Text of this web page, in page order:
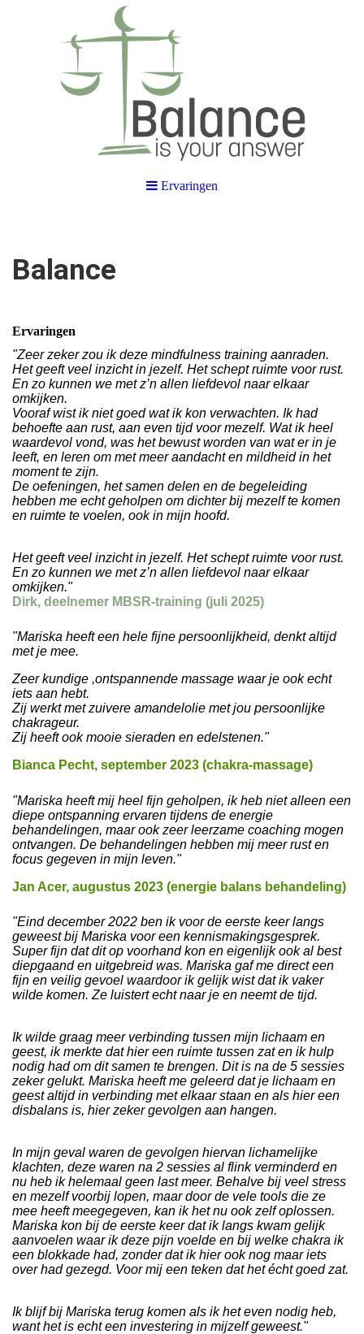
Ervaringen
Balance
Ervaringen
"Zeer zeker zou ik deze mindfulness training aanraden.
Het geeft veel inzicht in jezelf. Het schept ruimte voor rust.
En zo kunnen we met z’n allen liefdevol naar elkaar
omkijken.
Vooraf wist ik niet goed wat ik kon verwachten. Ik had
behoefte aan rust, aan even tijd voor mezelf. Wat ik heel
waardevol vond, was het bewust worden van wat er in je
leeft, en leren om met meer aandacht en mildheid in het
moment te zijn.
De oefeningen, het samen delen en de begeleiding
hebben me echt geholpen om dichter bij mezelf te komen
en ruimte te voelen, ook in mijn hoofd.
Het geeft veel inzicht in jezelf. Het schept ruimte voor rust.
En zo kunnen we met z’n allen liefdevol naar elkaar
omkijken."
Dirk, deelnemer MBSR-training (juli 2025)
"Mariska heeft een hele fijne persoonlijkheid, denkt altijd
met je mee.
Zeer kundige ,ontspannende massage waar je ook echt
iets aan hebt.
Zij werkt met zuivere amandelolie met jou persoonlijke
chakrageur.
Zij heeft ook mooie sieraden en edelstenen."
Bianca Pecht, september 2023 (chakra-massage)
"Mariska heeft mij heel fijn geholpen, ik heb niet alleen een
diepe ontspanning ervaren tijdens de energie
behandelingen, maar ook zeer leerzame coaching mogen
ontvangen. De behandelingen hebben mij meer rust en
focus gegeven in mijn leven."
Jan Acer, augustus 2023 (energie balans behandeling)
"Eind december 2022 ben ik voor de eerste keer langs
geweest bij Mariska voor een kennismakingsgesprek.
Super fijn dat dit op voorhand kon en eigenlijk ook al best
diepgaand en uitgebreid was. Mariska gaf me direct een
fijn en veilig gevoel waardoor ik gelijk wist dat ik vaker
wilde komen. Ze luistert echt naar je en neemt de tijd.
Ik wilde graag meer verbinding tussen mijn lichaam en
geest, ik merkte dat hier een ruimte tussen zat en ik hulp
nodig had om dit samen te brengen. Dit is na de 5 sessies
zeker gelukt. Mariska heeft me geleerd dat je lichaam en
geest altijd in verbinding met elkaar staan en als hier een
disbalans is, hier zeker gevolgen aan hangen.
In mijn geval waren de gevolgen hiervan lichamelijke
klachten, deze waren na 2 sessies al flink verminderd en
nu heb ik helemaal geen last meer. Behalve bij veel stress
en mezelf voorbij lopen, maar door de vele tools die ze
mee heeft meegegeven, kan ik het nu ook zelf oplossen.
Mariska kon bij de eerste keer dat ik langs kwam gelijk
aanvoelen waar ik deze pijn voelde en bij welke chakra ik
een blokkade had, zonder dat ik hier ook nog maar iets
over had gezegd. Voor mij een teken dat het écht goed zat.
Ik blijf bij Mariska terug komen als ik het even nodig heb,
want het is echt een investering in mijzelf geweest."